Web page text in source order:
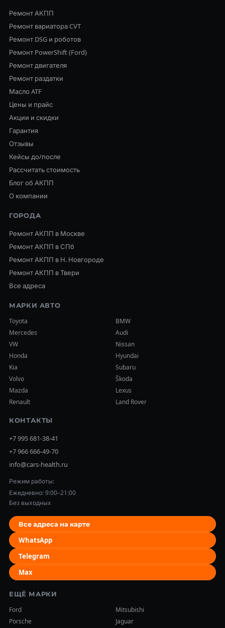
Ремонт АКПП
Ремонт вариатора CVT
Ремонт DSG и роботов
Ремонт PowerShift (Ford)
Ремонт двигателя
Ремонт раздатки
Масло ATF
Цены и прайс
Акции и скидки
Гарантия
Отзывы
Кейсы до/после
Рассчитать стоимость
Блог об АКПП
О компании
ГОРОДА
Ремонт АКПП в Москве
Ремонт АКПП в СПб
Ремонт АКПП в Н. Новгороде
Ремонт АКПП в Твери
Все адреса
МАРКИ АВТО
Toyota
BMW
Mercedes
Audi
VW
Nissan
Honda
Hyundai
Kia
Subaru
Volvo
Škoda
Mazda
Lexus
Renault
Land Rover
КОНТАКТЫ
+7 995 681-38-41
+7 966 666-49-70
info@cars-health.ru
Режим работы:
Ежедневно: 9:00–21:00
Без выходных
Все адреса на карте
WhatsApp
Telegram
Max
ЕЩЁ МАРКИ
Ford
Mitsubishi
Porsche
Jaguar